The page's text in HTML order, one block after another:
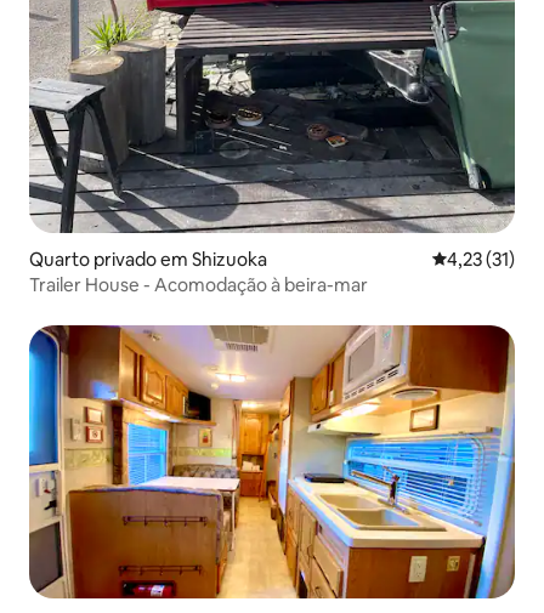
Quarto privado em Shizuoka
4,23 (31)
Trailer House - Acomodação à beira-mar